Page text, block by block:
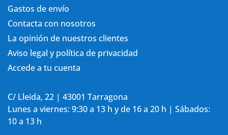
Gastos de envío
Contacta con nosotros
La opinión de nuestros clientes
Aviso legal y política de privacidad
Accede a tu cuenta
C/ Lleida, 22 | 43001 Tarragona
Lunes a viernes: 9:30 a 13 h y de 16 a 20 h | Sábados:
10 a 13 h